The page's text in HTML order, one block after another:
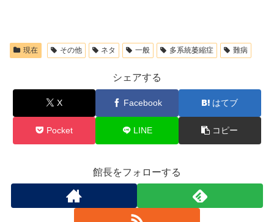
現在 その他 ネタ 一般 多系統萎縮症 難病
シェアする
X Facebook はてブ
Pocket LINE コピー
館長をフォローする